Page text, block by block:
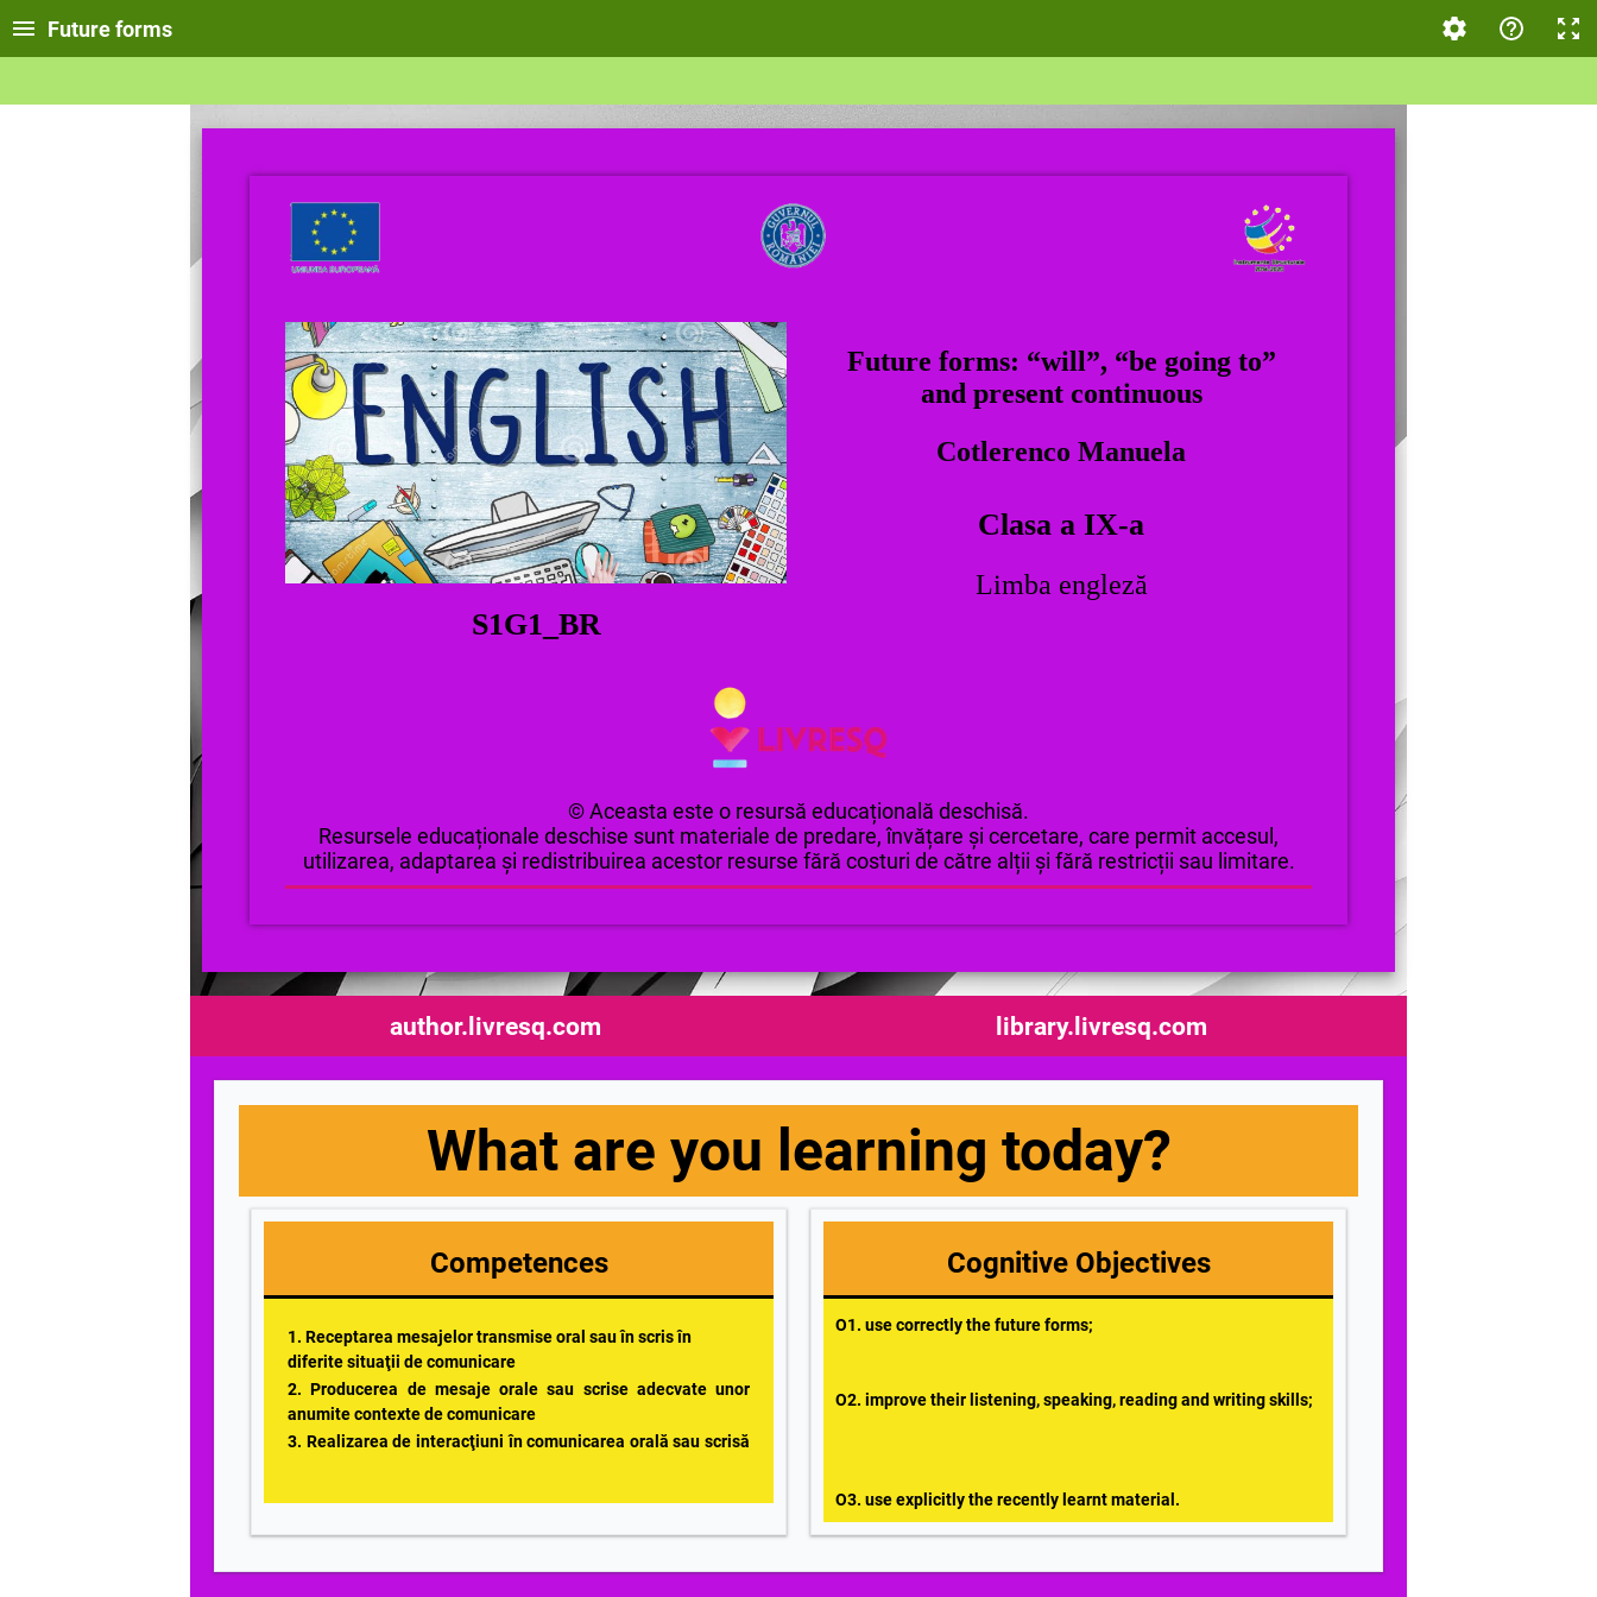
Future forms
S1G1_BR
Future forms: “will”, “be going to”
and present continuous
Cotlerenco Manuela
Clasa a IX-a
Limba engleză
© Aceasta este o resursă educațională deschisă.
Resursele educaționale deschise sunt materiale de predare, învățare și cercetare, care permit accesul,
utilizarea, adaptarea și redistribuirea acestor resurse fără costuri de către alții și fără restricții sau limitare.
author.livresq.com library.livresq.com
What are you learning today?
Competences
1. Receptarea mesajelor transmise oral sau în scris în
diferite situaţii de comunicare
2. Producerea de mesaje orale sau scrise adecvate unor
anumite contexte de comunicare
3. Realizarea de interacţiuni în comunicarea orală sau scrisă
Cognitive Objectives
O1. use correctly the future forms;
O2. improve their listening, speaking, reading and writing skills;
O3. use explicitly the recently learnt material.